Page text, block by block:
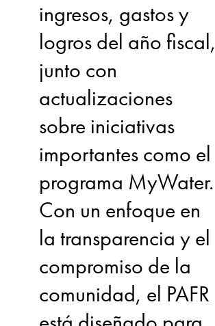
ingresos, gastos y
logros del año fiscal,
junto con
actualizaciones
sobre iniciativas
importantes como el
programa MyWater.
Con un enfoque en
la transparencia y el
compromiso de la
comunidad, el PAFR